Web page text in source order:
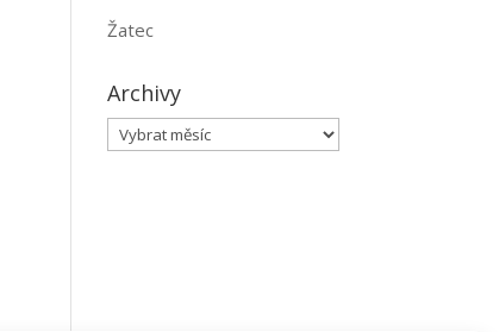
Žatec
Archivy
Archivy